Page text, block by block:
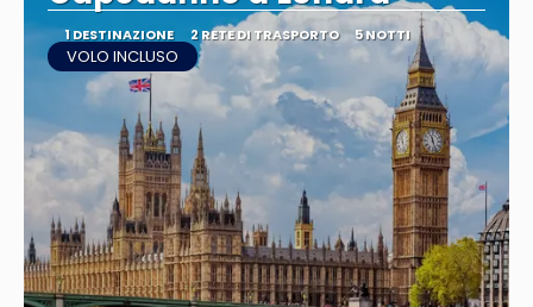
1 DESTINAZIONE 2 RETE DI TRASPORTO 5 NOTTI
VOLO INCLUSO